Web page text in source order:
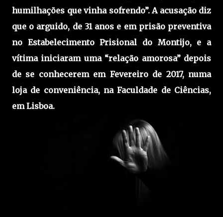
humilhações que vinha sofrendo”. A acusação diz
que o arguido, de 31 anos e em prisão preventiva
no Estabelecimento Prisional do Montijo, e a
vítima iniciaram uma “relação amorosa” depois
de se conhecerem em Fevereiro de 2017, numa
loja de conveniência, na Faculdade de Ciências,
em Lisboa.